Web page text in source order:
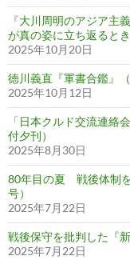
『大川周明のアジア主
が真の姿に立ち返ると
2025年10月20日
徳川義直『軍書合鑑』
2025年10月12日
「日本クルド交流連絡
付夕刊）
2025年8月30日
80年目の夏 戦後体制
号）
2025年7月22日
戦後保守を批判した『新
2025年7月22日